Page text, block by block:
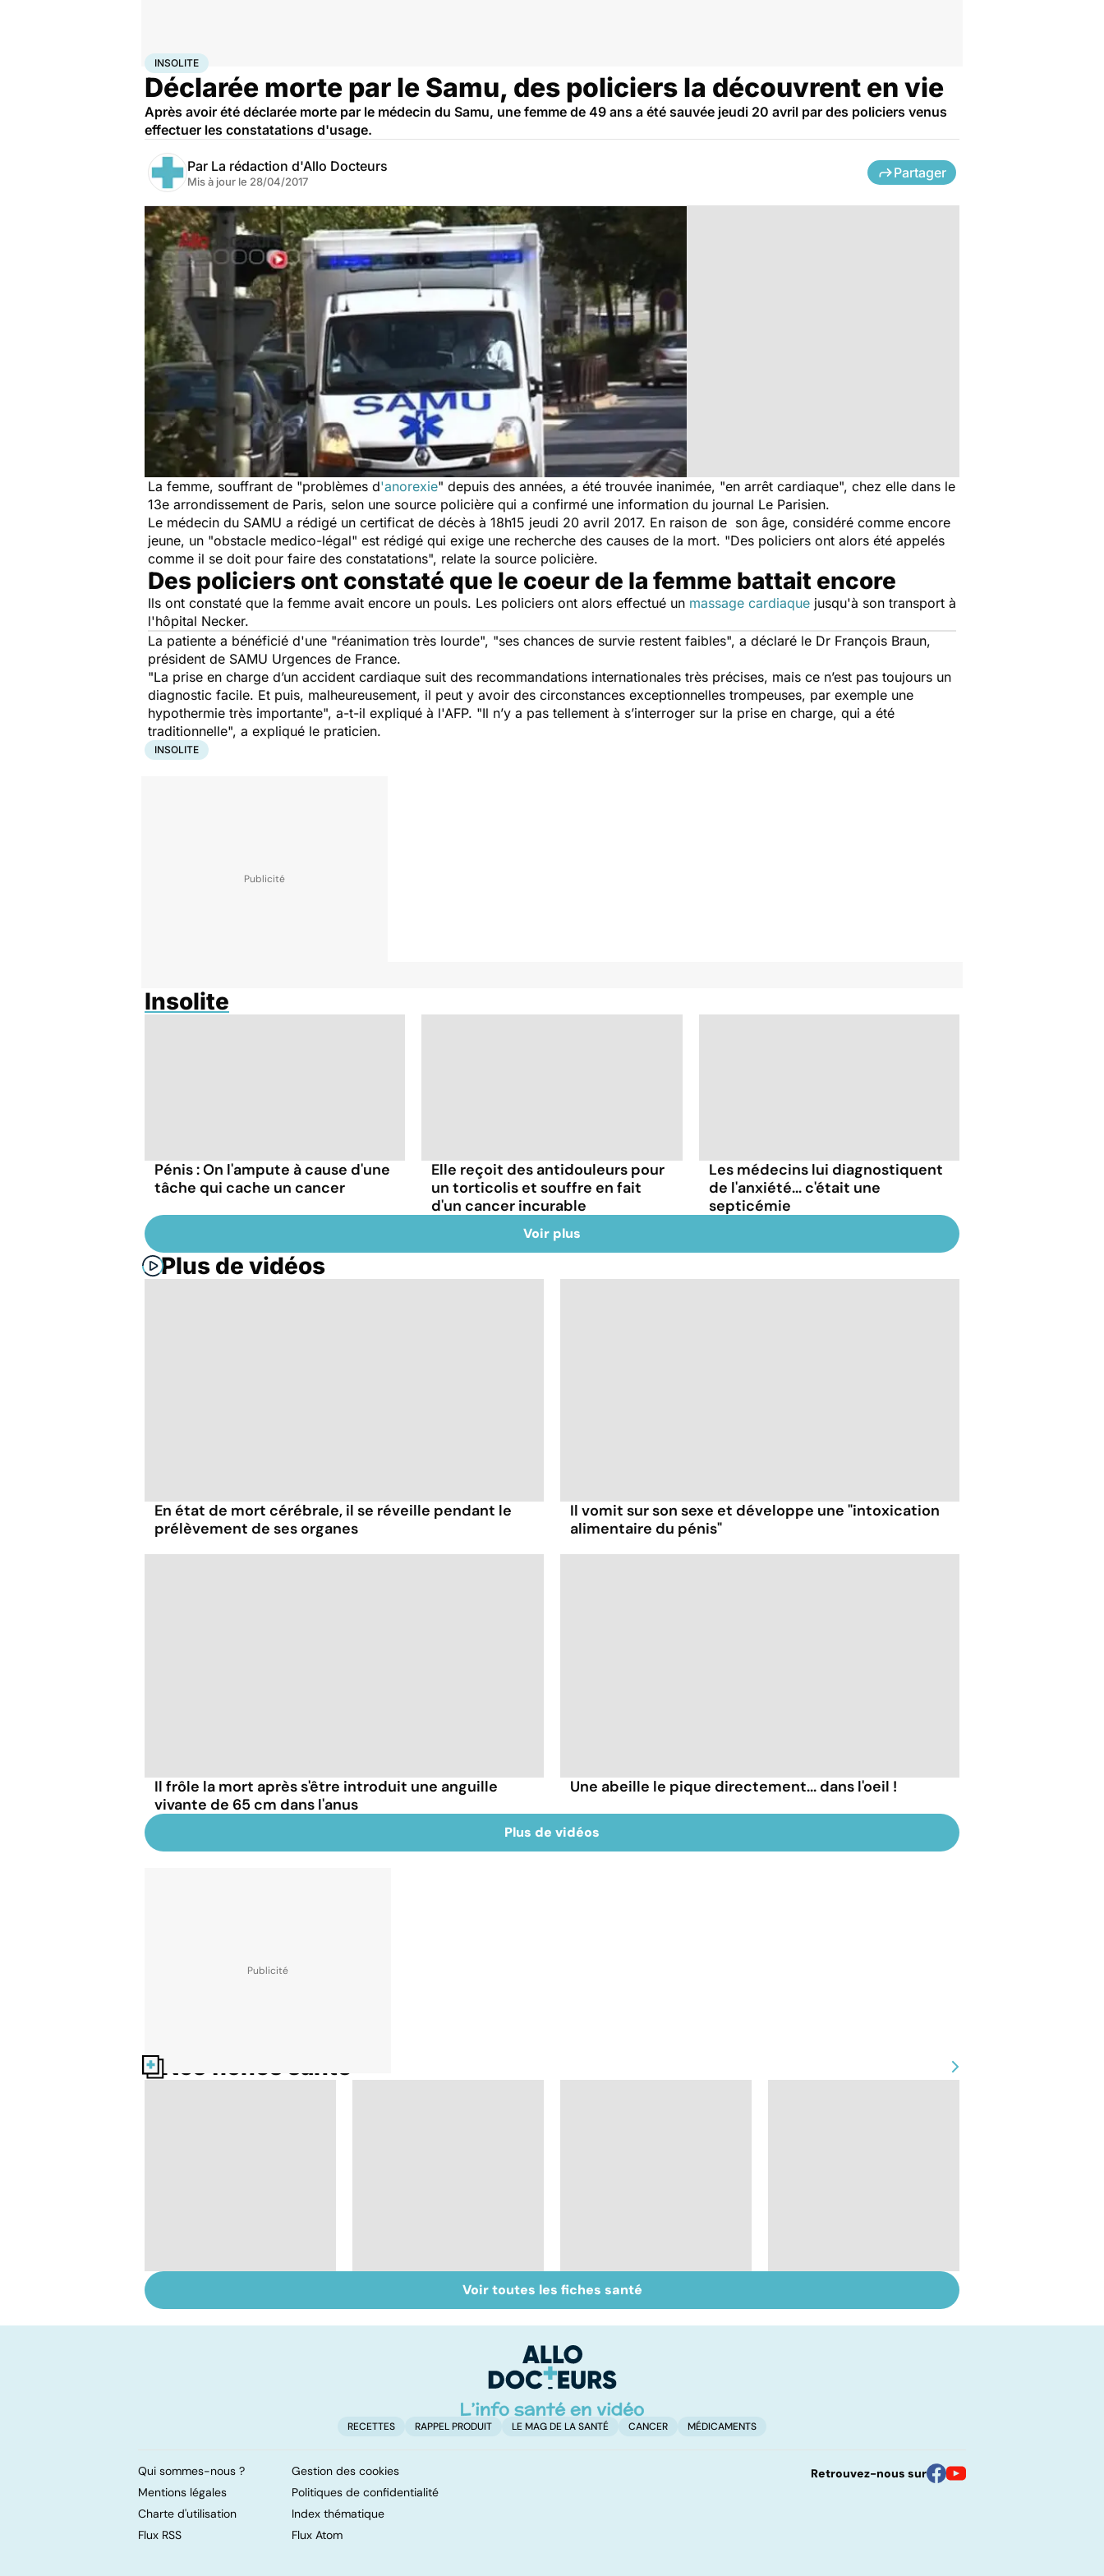
AccueilSantéInsolite
INSOLITE
Déclarée morte par le Samu, des policiers la découvrent en vie
Après avoir été déclarée morte par le médecin du Samu, une femme de 49 ans a été sauvée jeudi 20 avril par des policiers venus
effectuer les constatations d'usage.
Par La rédaction d'Allo Docteurs
Mis à jour le 28/04/2017
Partager
La femme, souffrant de "problèmes d'anorexie" depuis des années, a été trouvée inanimée, "en arrêt cardiaque", chez elle dans le
13e arrondissement de Paris, selon une source policière qui a confirmé une information du journal Le Parisien.
Le médecin du SAMU a rédigé un certificat de décès à 18h15 jeudi 20 avril 2017. En raison de son âge, considéré comme encore
jeune, un "obstacle medico-légal" est rédigé qui exige une recherche des causes de la mort. "Des policiers ont alors été appelés
comme il se doit pour faire des constatations", relate la source policière.
Des policiers ont constaté que le coeur de la femme battait encore
Ils ont constaté que la femme avait encore un pouls. Les policiers ont alors effectué un massage cardiaque jusqu'à son transport à
l'hôpital Necker.
La patiente a bénéficié d'une "réanimation très lourde", "ses chances de survie restent faibles", a déclaré le Dr François Braun,
président de SAMU Urgences de France.
"La prise en charge d’un accident cardiaque suit des recommandations internationales très précises, mais ce n’est pas toujours un
diagnostic facile. Et puis, malheureusement, il peut y avoir des circonstances exceptionnelles trompeuses, par exemple une
hypothermie très importante", a-t-il expliqué à l'AFP. "Il n’y a pas tellement à s’interroger sur la prise en charge, qui a été
traditionnelle", a expliqué le praticien.
INSOLITE
Insolite
Pénis : On l'ampute à cause d'une
tâche qui cache un cancer
Elle reçoit des antidouleurs pour
un torticolis et souffre en fait
d'un cancer incurable
Les médecins lui diagnostiquent
de l'anxiété... c'était une
septicémie
Voir plus
Plus de vidéos
En état de mort cérébrale, il se réveille pendant le
prélèvement de ses organes
Il vomit sur son sexe et développe une "intoxication
alimentaire du pénis"
Il frôle la mort après s'être introduit une anguille
vivante de 65 cm dans l'anus
Une abeille le pique directement... dans l'oeil !
Plus de vidéos
Nos fiches santé
infections
Inflammation des
amygdales : que faire
Suicide : prévenir le
passage à l'acte
complexe
Voir toutes les fiches santé
RECETTES RAPPEL PRODUIT LE MAG DE LA SANTÉ CANCER MÉDICAMENTS
Qui sommes-nous ?
Gestion des cookies
Mentions légales
Politiques de confidentialité
Charte d'utilisation
Index thématique
Flux RSS
Flux Atom
Retrouvez-nous sur